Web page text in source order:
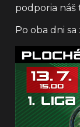
podporia náš
Po oba dni